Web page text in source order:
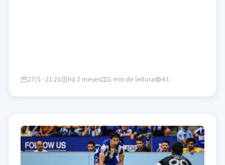
27/5 · 21:21 há 2 meses 1 min de leitura 43